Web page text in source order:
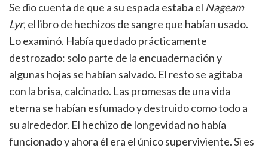
Se dio cuenta de que a su espada estaba el Nageam
Lyr, el libro de hechizos de sangre que habían usado.
Lo examinó. Había quedado prácticamente
destrozado: solo parte de la encuadernación y
algunas hojas se habían salvado. El resto se agitaba
con la brisa, calcinado. Las promesas de una vida
eterna se habían esfumado y destruido como todo a
su alrededor. El hechizo de longevidad no había
funcionado y ahora él era el único superviviente. Si es